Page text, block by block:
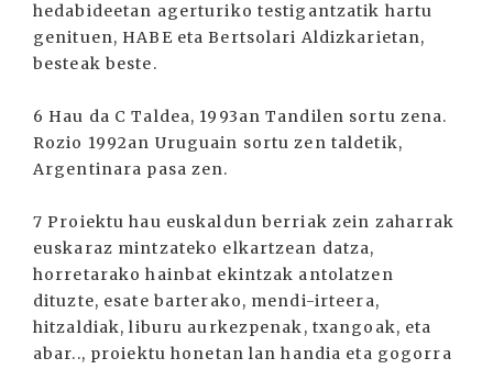
hedabideetan agerturiko testigantzatik hartu
genituen, HABE eta Bertsolari Aldizkarietan,
besteak beste.
6 Hau da C Taldea, 1993an Tandilen sortu zena.
Rozio 1992an Uruguain sortu zen taldetik,
Argentinara pasa zen.
7 Proiektu hau euskaldun berriak zein zaharrak
euskaraz mintzateko elkartzean datza,
horretarako hainbat ekintzak antolatzen
dituzte, esate barterako, mendi-irteera,
hitzaldiak, liburu aurkezpenak, txangoak, eta
abar.., proiektu honetan lan handia eta gogorra